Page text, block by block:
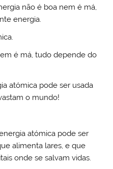
não é boa nem é má,
energia.
é má, tudo depende do
atómica pode ser usada
o mundo!
atómica pode ser
alimenta lares, e que
onde se salvam vidas.